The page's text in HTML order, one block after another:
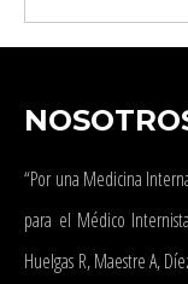
“Por una Medicina
para el Médico
Huelgas R, Maestre A,